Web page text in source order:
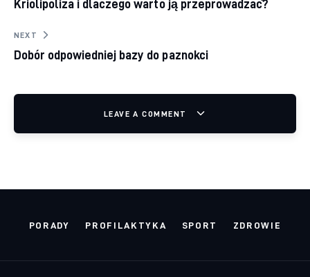
Kriolipoliza i dlaczego warto ją przeprowadzać?
NEXT
Dobór odpowiedniej bazy do paznokci
LEAVE A COMMENT
PORADY PROFILAKTYKA SPORT ZDROWIE